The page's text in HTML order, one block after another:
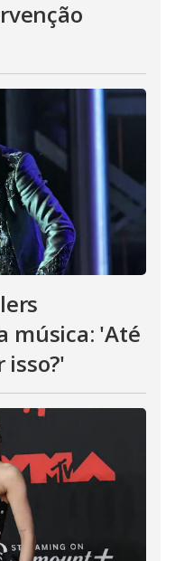
música: 'Até